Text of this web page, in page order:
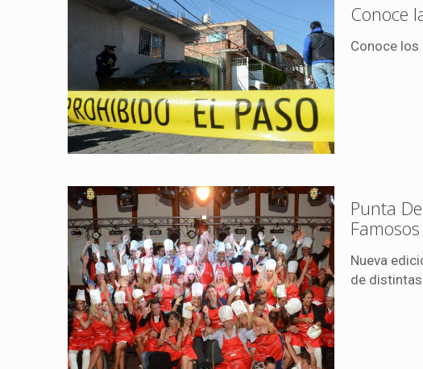
Conoce
Conoce
Punta
Famosos
Nueva
de